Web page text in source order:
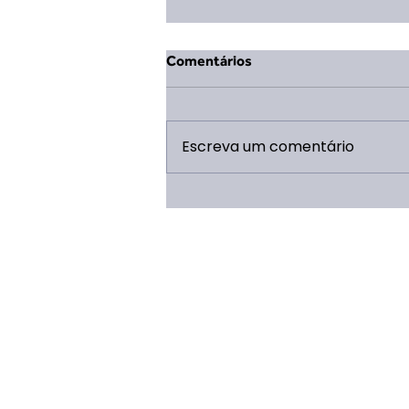
Publicada a parceria para a
Comentários
Escreva um comentário